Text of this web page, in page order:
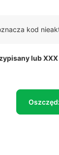
kod
lub XXX